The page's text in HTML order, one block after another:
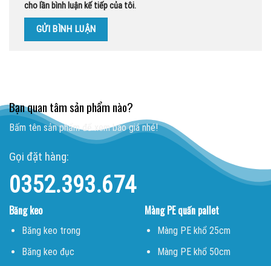
cho lần bình luận kế tiếp của tôi.
Bạn quan tâm sản phẩm nào?
Bấm tên sản phẩm để xem báo giá nhé!
Gọi đặt hàng:
0352.393.674
Băng keo
Băng keo trong
Băng keo đục
Màng PE quấn pallet
Màng PE khổ 25cm
Màng PE khổ 50cm